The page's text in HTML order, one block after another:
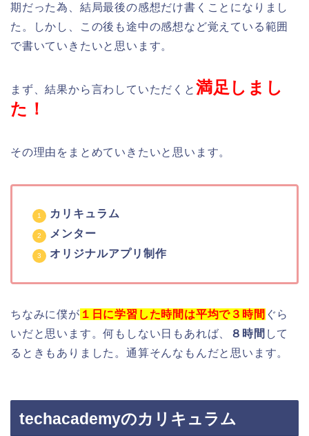
期だった為、結局最後の感想だけ書くことになりまし
た。しかし、この後も途中の感想など覚えている範囲
で書いていきたいと思います。
まず、結果から言わしていただくと 満足しまし
た！
その理由をまとめていきたいと思います。
カリキュラム
メンター
オリジナルアプリ制作
ちなみに僕が １日に学習した時間は平均で３時間 ぐら
いだと思います。何もしない日もあれば、
８時間 して
るときもありました。通算そんなもんだと思います。
techacademyのカリキュラム